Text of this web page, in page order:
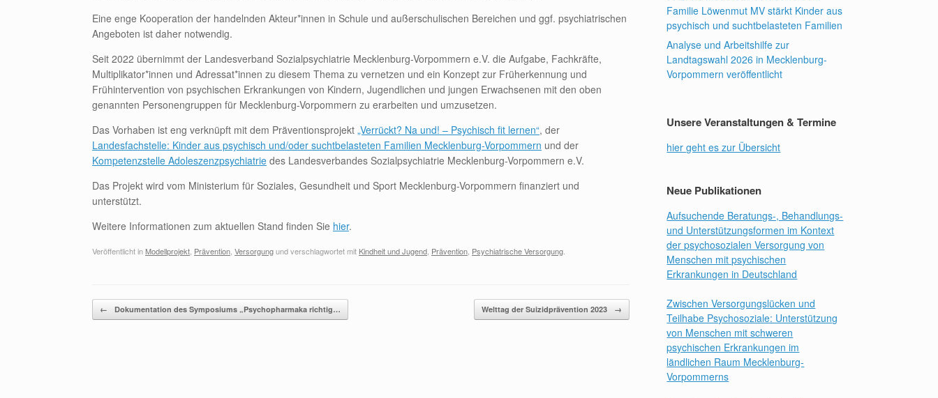
Eine enge Kooperation der handelnden Akteur*innen in Schule und außerschulischen Bereichen und ggf. psychiatrischen
Angeboten ist daher notwendig.
Seit 2022 übernimmt der Landesverband Sozialpsychiatrie Mecklenburg-Vorpommern e.V. die Aufgabe, Fachkräfte,
Multiplikator*innen und Adressat*innen zu diesem Thema zu vernetzen und ein Konzept zur Früherkennung und
Frühintervention von psychischen Erkrankungen von Kindern, Jugendlichen und jungen Erwachsenen mit den oben
genannten Personengruppen für Mecklenburg-Vorpommern zu erarbeiten und umzusetzen.
Das Vorhaben ist eng verknüpft mit dem Präventionsprojekt „Verrückt? Na und! – Psychisch fit lernen“, der
Landesfachstelle: Kinder aus psychisch und/oder suchtbelasteten Familien Mecklenburg-Vorpommern und der
Kompetenzstelle Adoleszenzpsychiatrie des Landesverbandes Sozialpsychiatrie Mecklenburg-Vorpommern e.V.
Das Projekt wird vom Ministerium für Soziales, Gesundheit und Sport Mecklenburg-Vorpommern finanziert und
unterstützt.
Weitere Informationen zum aktuellen Stand finden Sie hier.
Veröffentlicht in Modellprojekt Prävention Versorgungund verschlagwortet mit Kindheit und Jugend Prävention Psychiatrische Versorgung
Beitragsnavigation
← Dokumentation des Symposiums „Psychopharmaka richtig… Welttag der Suizidprävention 2023 →
Familie Löwenmut MV stärkt Kinder aus
psychisch und suchtbelasteten Familien
Analyse und Arbeitshilfe zur
Landtagswahl 2026 in Mecklenburg-
Vorpommern veröffentlicht
Unsere Veranstaltungen & Termine
hier geht es zur Übersicht
Neue Publikationen
Aufsuchende Beratungs-, Behandlungs-
und Unterstützungsformen im Kontext
der psychosozialen Versorgung von
Menschen mit psychischen
Erkrankungen in Deutschland
Zwischen Versorgungslücken und
Teilhabe Psychosoziale: Unterstützung
von Menschen mit schweren
psychischen Erkrankungen im
ländlichen Raum Mecklenburg-
Vorpommerns